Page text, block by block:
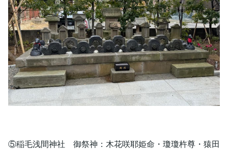
⑤稲毛浅間神社 御祭神：木花咲耶姫命・瓊瓊杵尊・猿田